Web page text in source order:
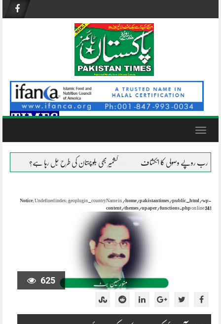
content
Toggle
کشمیر بھی بلوچستان کی طرح جل رہا ہے؟ افغانستان میں
Notice: Undefined index: geoplugin_countryName in /home/pakistantimes/public_html/wp-
content/themes/upaper/functions.php on line341
625